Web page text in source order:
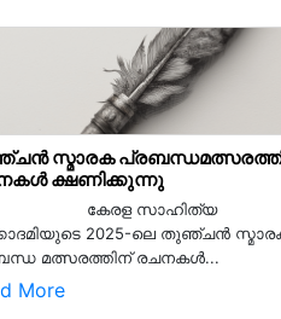
സ്മാരക
ക്ഷണിക്കുന്നു
സാഹിത്യ
2025-ലെ തുഞ്ചൻ
മത്സരത്തിന് രചനകൾ...
More